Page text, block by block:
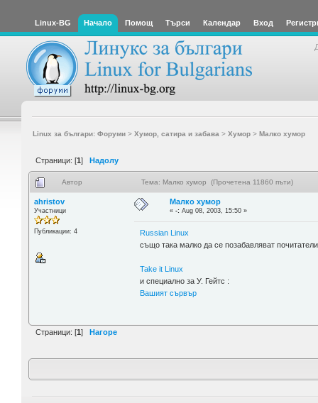
Linux-BG Начало Помощ Търси Календар Вход
Linux за българи: Форуми> Хумор, сатира и забава > Хумор> Малко хумор
Страници: [1] Надолу
Автор Тема: Малко хумор (Прочетена 11860 пъти)
ahristov
Участници
Публикации: 4
Малко хумор
«-: Aug 08, 2003, 15:50 »
Russian Linux
също така малко да се позабавляват
Take it Linux
и специално за У. Гейтс :
Вашият сървър
Страници: [1] Нагоре